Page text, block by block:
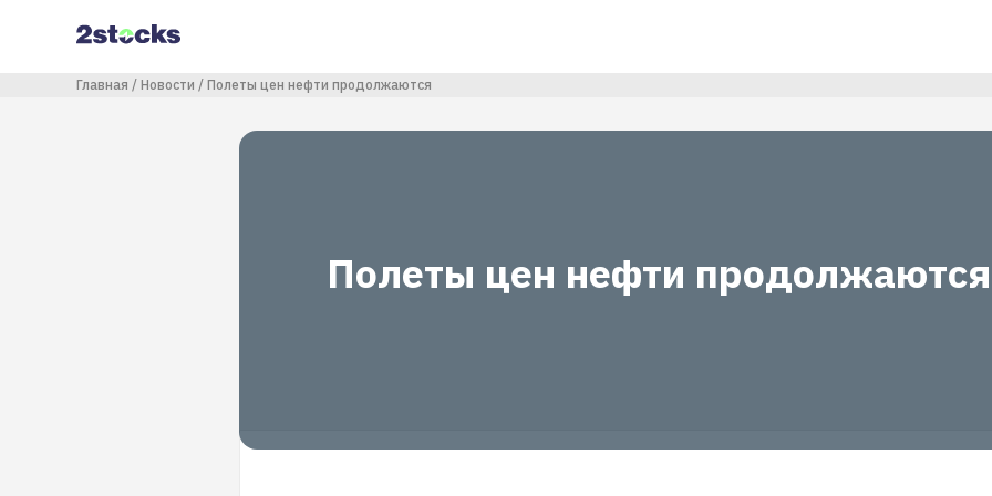
содержанию
Строка навигации
Главная Новости Полеты цен нефти продолжаются
Полеты цен нефти продолжаются